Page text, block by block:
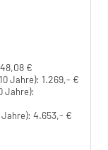
€
Jahre): 1.269,- €
Jahre):
: 4.653,- €